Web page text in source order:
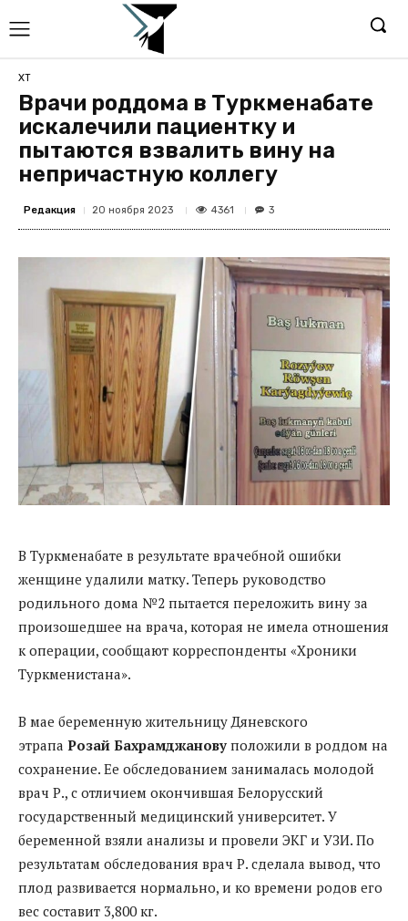
ХТ
Врачи роддома в Туркменабате
искалечили пациентку и
пытаются взвалить вину на
непричастную коллегу
Редакция 20 ноября 2023 4361 3
В Туркменабате в результате врачебной ошибки
женщине удалили матку. Теперь руководство
родильного дома №2 пытается переложить вину за
произошедшее на врача, которая не имела отношения
к операции, сообщают корреспонденты «Хроники
Туркменистана».
В мае беременную жительницу Дяневского
этрапа Розай Бахрамджанову положили в роддом на
сохранение. Ее обследованием занималась молодой
врач Р., с отличием окончившая Белорусский
государственный медицинский университет. У
беременной взяли анализы и провели ЭКГ и УЗИ. По
результатам обследования врач Р. сделала вывод, что
плод развивается нормально, и ко времени родов его
вес составит 3,800 кг.